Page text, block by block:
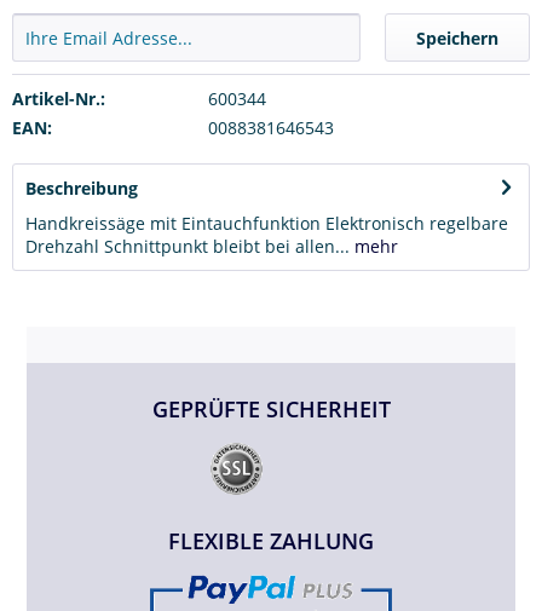
Speichern
Artikel-Nr.:
600344
EAN:
0088381646543
Beschreibung
Handkreissäge mit Eintauchfunktion Elektronisch regelbare
Drehzahl Schnittpunkt bleibt bei allen... mehr
GEPRÜFTE SICHERHEIT
FLEXIBLE ZAHLUNG